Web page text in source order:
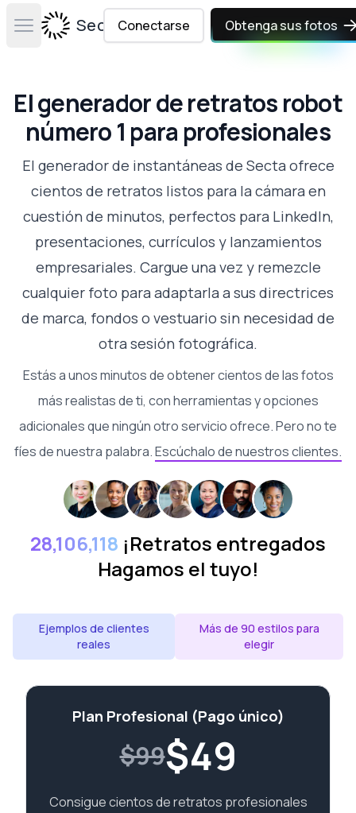
Open main menuSecta Labs
Conectarse Obtenga sus fotos
El generador de retratos robot
número 1 para profesionales
El generador de instantáneas de Secta ofrece
cientos de retratos listos para la cámara en
cuestión de minutos, perfectos para LinkedIn,
presentaciones, currículos y lanzamientos
empresariales. Cargue una vez y remezcle
cualquier foto para adaptarla a sus directrices
de marca, fondos o vestuario sin necesidad de
otra sesión fotográfica.
Estás a unos minutos de obtener cientos de las fotos
más realistas de ti, con herramientas y opciones
adicionales que ningún otro servicio ofrece. Pero no te
fíes de nuestra palabra.Escúchalo de nuestros clientes.
28,106,118 ¡Retratos entregados
Hagamos el tuyo!
Ejemplos de clientes
reales
Más de 90 estilos para
elegir
Plan Profesional (Pago único)
$99$49
Consigue cientos de retratos profesionales